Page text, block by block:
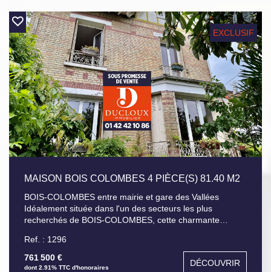
regards ainsi qu'un accès pour deux véhicules.
EXCLUSIF
MAISON BOIS COLOMBES 4 PIÈCE(S) 81.40 M2
BOIS-COLOMBES entre mairie et gare des Vallées
Idéalement située dans l'un des secteurs les plus
recherchés de BOIS-COLOMBES, cette charmante
particulièrement calme. Edifiée sur un terrain de 183 m²,
elle se compose d'une entrée, d'une cuisine équipée et
d'un beau séjour double lumineux. A l'étage, palier,
Ref. : 1296
761 500 €
dont 2.91% TTC d'honoraires DÉCOUVRIR